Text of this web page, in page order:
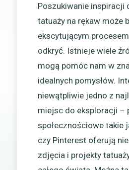
Poszukiwanie inspiracji
tatuaży na rękaw może
ekscytującym procesem
odkryć. Istnieje wiele
mogą pomóc nam w
idealnych pomysłów.
niewątpliwie jedno z
miejsc do eksploracji –
społecznościowe takie
czy Pinterest oferują
zdjęcia i projekty